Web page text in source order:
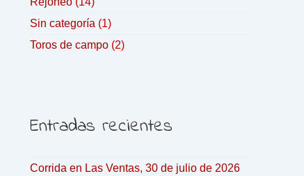
Sin categoría (1)
Toros de campo (2)
Entradas recientes
Corrida en Las Ventas, 30 de julio de 2026